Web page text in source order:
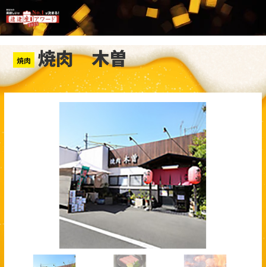
焼肉 焼肉 木曽